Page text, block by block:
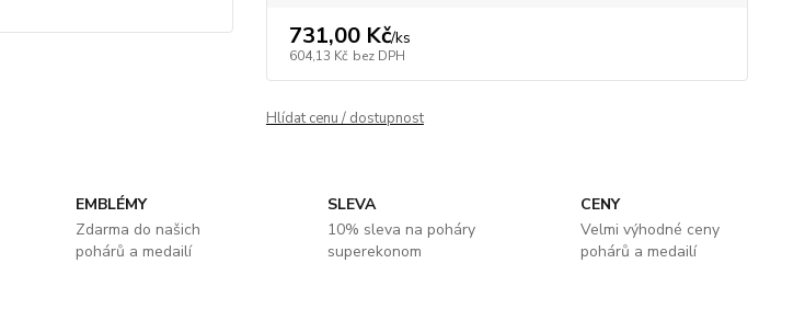
731,00 Kč/ks
604,13 Kč bez DPH
Hlídat cenu / dostupnost
EMBLÉMY
Zdarma do našich
pohárů a medailí
SLEVA
10% sleva na poháry
superekonom
CENY
Velmi výhodné ceny
pohárů a medailí